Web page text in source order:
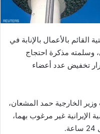
القائم بالأعمال بالإنابة في
وسلمته مذكرة احتجاج
تخفيض عدد أعضاء
وزير الخارجية حمد المشعان،
الإيرانية غير مرغوب بهما،